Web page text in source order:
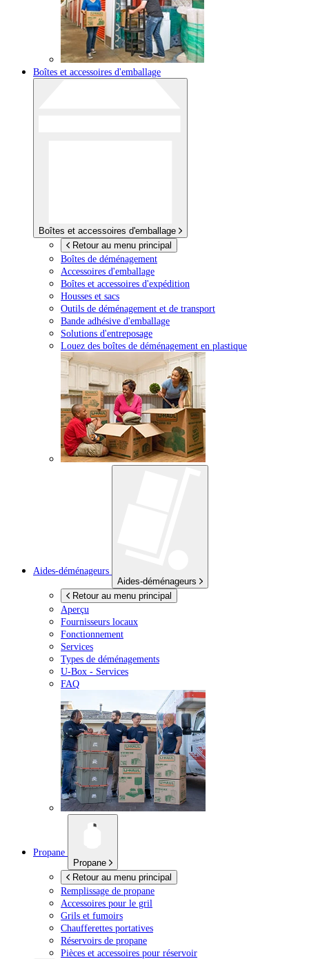
Boîtes et accessoires d'emballage
Boîtes et accessoires d'emballage
Retour au menu principal
Boîtes de déménagement
Accessoires d'emballage
Boîtes et accessoires d'expédition
Housses et sacs
Outils de déménagement et de transport
Bande adhésive d'emballage
Solutions d'entreposage
Louez des boîtes de déménagement en plastique
Aides-déménageurs
Aides-déménageurs
Retour au menu principal
Aperçu
Fournisseurs locaux
Fonctionnement
Services
Types de déménagements
U-Box - Services
FAQ
Propane
Propane
Retour au menu principal
Remplissage de propane
Accessoires pour le gril
Grils et fumoirs
Chaufferettes portatives
Réservoirs de propane
Pièces et accessoires pour réservoir